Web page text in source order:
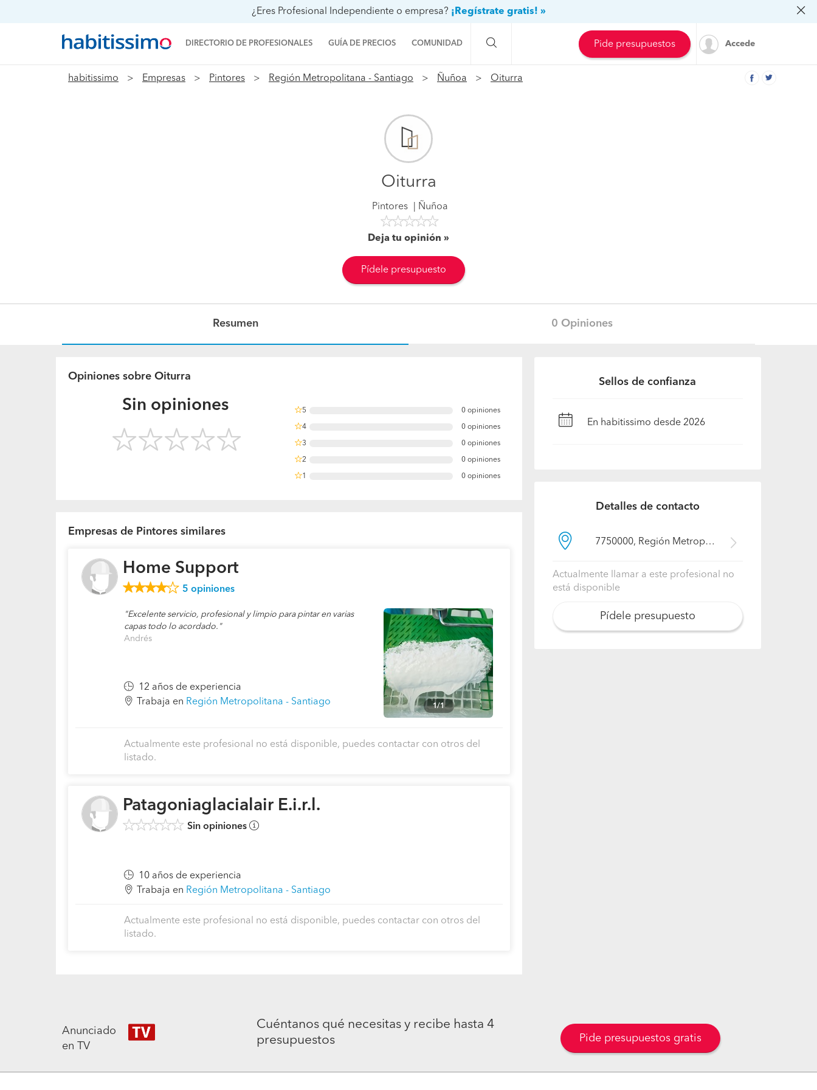
¿Eres Profesional Independiente o empresa? ¡Regístrate gratis! »
DIRECTORIO DE PROFESIONALES GUÍA DE PRECIOS COMUNIDAD
Preguntas a la comunidad
Pide presupuestos Accede
habitissimo Empresas Pintores Región Metropolitana - Santiago Ñuñoa Oiturra
Oiturra
Pintores Ñuñoa
Deja tu opinión
Pídele presupuesto
Resumen 0 Opiniones
Opiniones sobre Oiturra
Sin opiniones 5 0 opiniones
4 0 opiniones
3 0 opiniones
2 0 opiniones
1 0 opiniones
Empresas de Pintores similares
Home Support
5 opiniones
Excelente servicio, profesional y limpio para pintar en varias
capas todo lo acordado.
Andrés
1/1
12 años de experiencia
Trabaja en Región Metropolitana - Santiago
Actualmente este profesional no está disponible, puedes contactar con otros del
listado.
Patagoniaglacialair E.i.r.l.
Sin opiniones
10 años de experiencia
Trabaja en Región Metropolitana - Santiago
Actualmente este profesional no está disponible, puedes contactar con otros del
listado.
Sellos de confianza
En habitissimo desde 2026
Detalles de contacto
7750000, Región Metropolitana - Santiago, Ñuñoa
Actualmente llamar a este profesional no
está disponible
Pídele presupuesto
Anunciado
en TV
Cuéntanos qué necesitas y recibe hasta 4
presupuestos
Pide presupuestos gratis